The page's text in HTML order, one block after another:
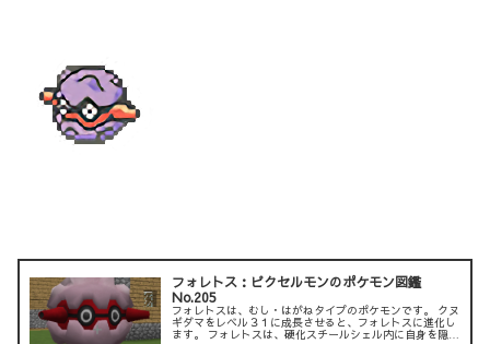
フォレトス：ピクセルモンのポケモン図鑑
No.205
フォレトスは、むし・はがねタイプのポケモンです。 クヌ
ギダマをレベル３１に成長させると、フォレトスに進化し
ます。 フォレトスは、硬化スチールシェル内に自身を隠し